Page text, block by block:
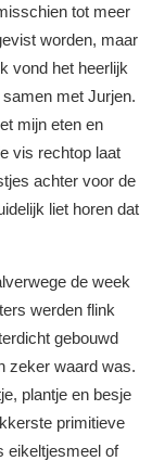
tot meer
worden, maar
vond het heerlijk
met Jurjen.
mijn eten en
vis rechtop laat
achter voor de
liet horen dat
de week
werden flink
gebouwd
zeker waard was.
plantje en besje
primitieve
eikeltjesmeel of